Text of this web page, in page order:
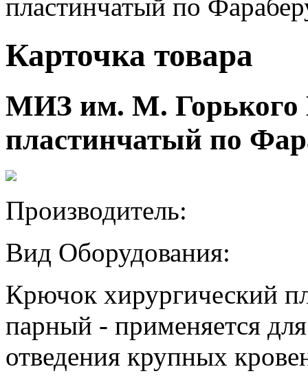
пластинчатый по
Карточка товара
МИЗ им. М. Горького
пластинчатый по
Производитель:
Вид Оборудования:
Крючок хирургический
парный - применяется
отведения крупных